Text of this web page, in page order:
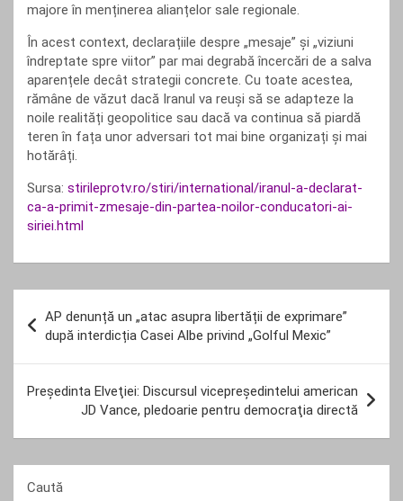
majore în menținerea alianțelor sale regionale.
În acest context, declarațiile despre „mesaje” și „viziuni
îndreptate spre viitor” par mai degrabă încercări de a salva
aparențele decât strategii concrete. Cu toate acestea,
rămâne de văzut dacă Iranul va reuși să se adapteze la
noile realități geopolitice sau dacă va continua să piardă
teren în fața unor adversari tot mai bine organizați și mai
hotărâți.
Sursa: stirileprotv.ro/stiri/international/iranul-a-declarat-
ca-a-primit-zmesaje-din-partea-noilor-conducatori-ai-
siriei.html
în
articole
AP denunță un „atac asupra libertății de exprimare”
după interdicția Casei Albe privind „Golful Mexic”
Preşedinta Elveţiei: Discursul vicepreşedintelui american
JD Vance, pledoarie pentru democraţia directă
Caută